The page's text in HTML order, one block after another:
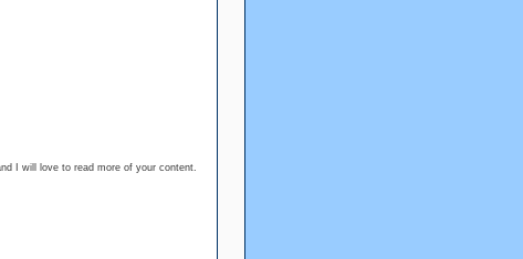
I will love to read more of your content.